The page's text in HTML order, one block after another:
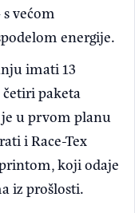
većom
energije.
imati 13
paketa
u prvom planu
i Race-Tex
koji odaje
iz prošlosti.